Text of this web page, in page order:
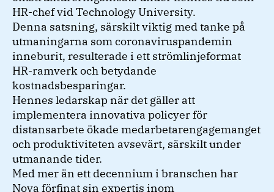
HR-chef vid Technology University.
Denna satsning, särskilt viktig med tanke på
utmaningarna som coronaviruspandemin
inneburit, resulterade i ett strömlinjeformat
HR-ramverk och betydande
kostnadsbesparingar.
Hennes ledarskap när det gäller att
implementera innovativa policyer för
distansarbete ökade medarbetarengagemanget
och produktiviteten avsevärt, särskilt under
utmanande tider.
Med mer än ett decennium i branschen har
Nova förfinat sin expertis inom